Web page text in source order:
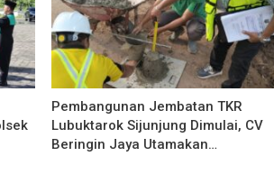
Pembangunan Jembatan TKR
Lubuktarok Sijunjung Dimulai, CV
Beringin Jaya Utamakan…